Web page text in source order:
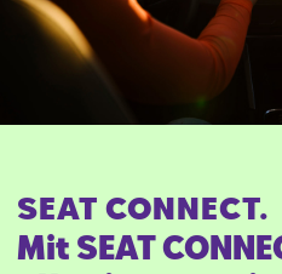
SEAT CONNECT.
Mit SEAT